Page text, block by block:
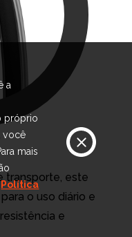
transporte, este
o uso diário e
e
a
próprio
você
mais
Política